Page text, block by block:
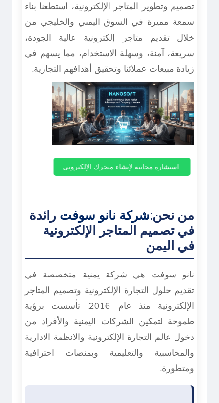
تصميم وتطوير المتاجر الإلكترونية، استطعنا بناء
سمعة مميزة في السوق اليمني والخليجي من
خلال تقديم متاجر إلكترونية عالية الجودة،
سريعة، آمنة، وسهلة الاستخدام، مما يسهم في
زيادة مبيعات عملائنا وتحقيق أهدافهم التجارية.
استشارة مجانية لإنشاء متجرك الإلكتروني
من نحن:شركة نانو سوفت رائدة
في تصميم المتاجر الإلكترونية
في اليمن
نانو سوفت هي شركة يمنية متخصصة في
تقديم حلول التجارة الإلكترونية وتصميم المتاجر
الإلكترونية منذ عام 2016. تأسست برؤية
طموحة لتمكين الشركات اليمنية والأفراد من
دخول عالم التجارة الإلكترونية والانظمة الادارية
والمحاسبية والتعليمية وبمنصات احترافية
ومتطورة.